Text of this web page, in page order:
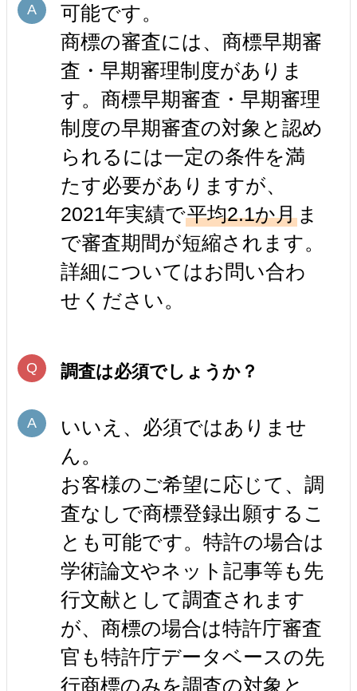
可能です。
商標の審査には、商標早期審
査・早期審理制度がありま
す。商標早期審査・早期審理
制度の早期審査の対象と認め
られるには一定の条件を満
たす必要がありますが、
2021年実績で平均2.1か月 ま
で審査期間が短縮されます。
詳細についてはお問い合わ
せください。
調査は必須でしょうか？
いいえ、必須ではありませ
ん。
お客様のご希望に応じて、調
査なしで商標登録出願するこ
とも可能です。特許の場合は
学術論文やネット記事等も先
行文献として調査されます
が、商標の場合は特許庁審査
官も特許庁データベースの先
行商標のみを調査の対象と